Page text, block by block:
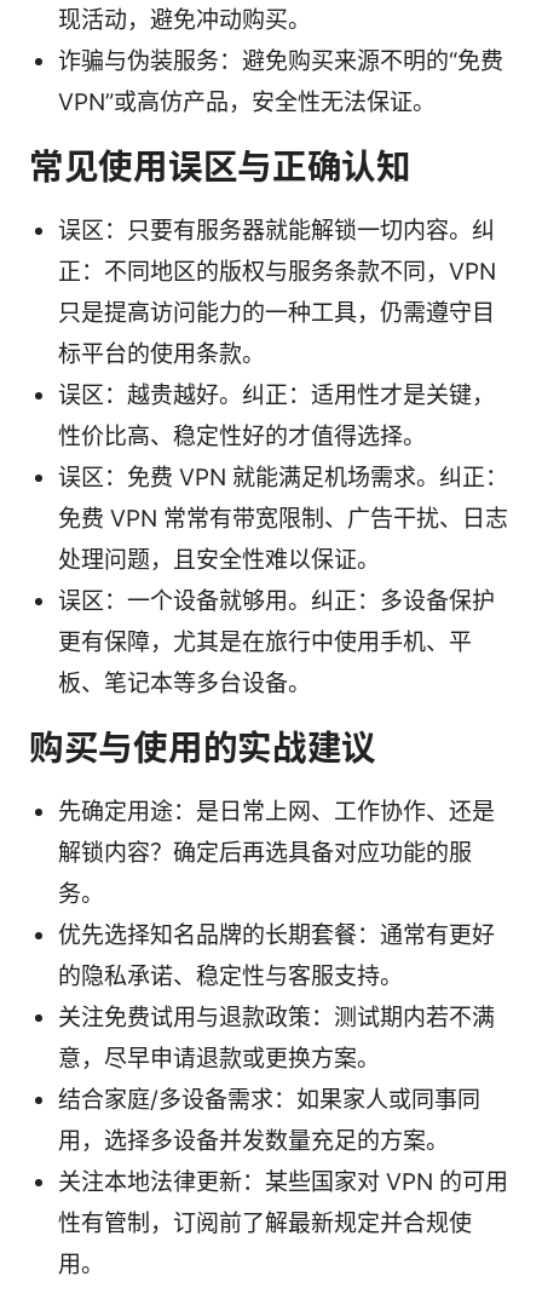
现活动，避免冲动购买。
诈骗与伪装服务：避免购买来源不明的“免费
VPN”或高仿产品，安全性无法保证。
常见使用误区与正确认知
误区：只要有服务器就能解锁一切内容。纠
正：不同地区的版权与服务条款不同，VPN
只是提高访问能力的一种工具，仍需遵守目
标平台的使用条款。
误区：越贵越好。纠正：适用性才是关键，
性价比高、稳定性好的才值得选择。
误区：免费 VPN 就能满足机场需求。纠正：
免费 VPN 常常有带宽限制、广告干扰、日志
处理问题，且安全性难以保证。
误区：一个设备就够用。纠正：多设备保护
更有保障，尤其是在旅行中使用手机、平
板、笔记本等多台设备。
购买与使用的实战建议
先确定用途：是日常上网、工作协作、还是
解锁内容？确定后再选具备对应功能的服
务。
优先选择知名品牌的长期套餐：通常有更好
的隐私承诺、稳定性与客服支持。
关注免费试用与退款政策：测试期内若不满
意，尽早申请退款或更换方案。
结合家庭/多设备需求：如果家人或同事同
用，选择多设备并发数量充足的方案。
关注本地法律更新：某些国家对 VPN 的可用
性有管制，订阅前了解最新规定并合规使
用。